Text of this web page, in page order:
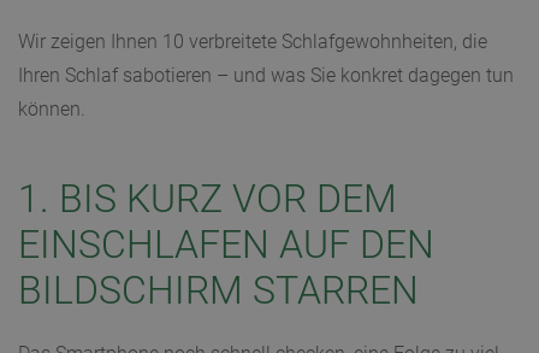
Wir zeigen Ihnen 10 verbreitete Schlafgewohnheiten, die
Ihren Schlaf sabotieren – und was Sie konkret dagegen tun
können.
1. BIS KURZ VOR DEM
EINSCHLAFEN AUF DEN
BILDSCHIRM STARREN